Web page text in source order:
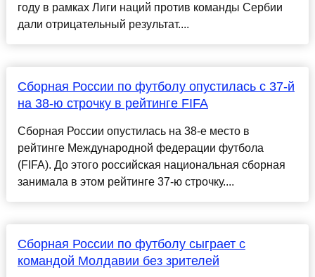
году в рамках Лиги наций против команды Сербии
дали отрицательный результат....
Сборная России по футболу опустилась с 37-й
на 38-ю строчку в рейтинге FIFA
Сборная России опустилась на 38-е место в
рейтинге Международной федерации футбола
(FIFA). До этого российская национальная сборная
занимала в этом рейтинге 37-ю строчку....
Сборная России по футболу сыграет с
командой Молдавии без зрителей